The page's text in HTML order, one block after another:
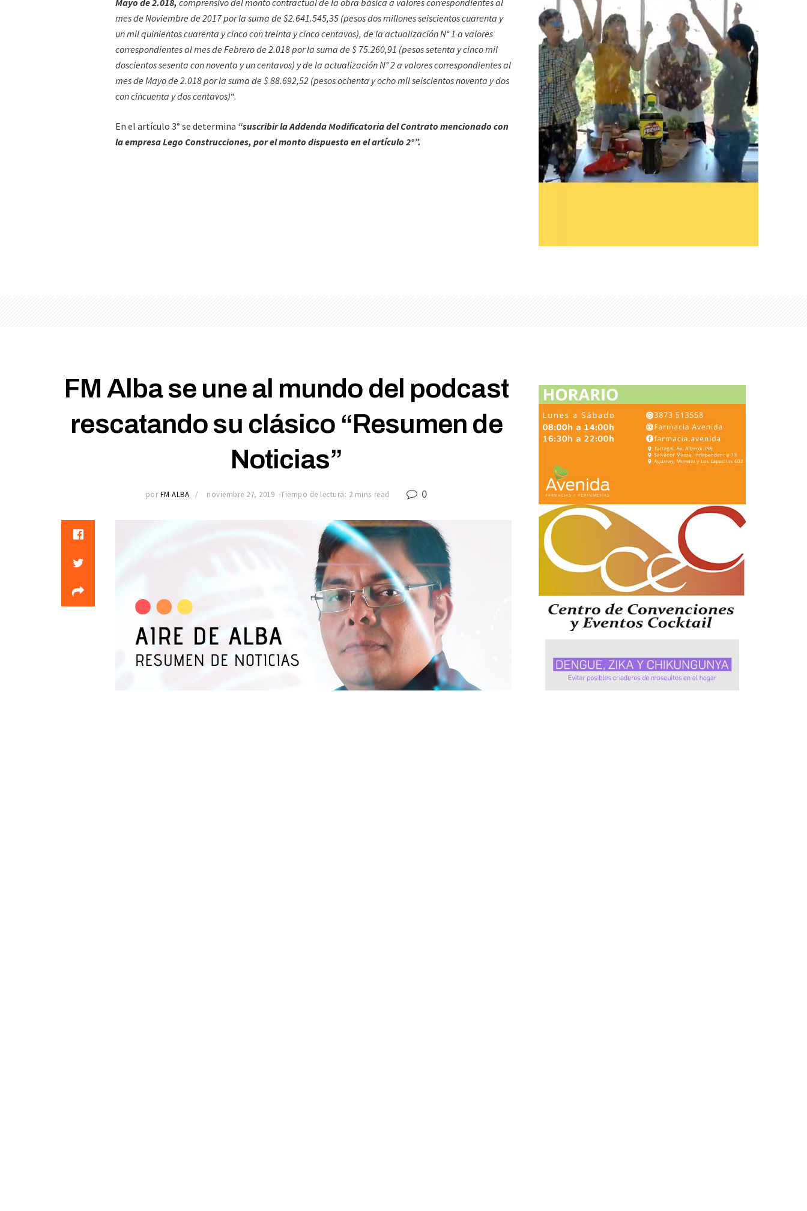
Mayo de 2.018, comprensivo del monto contractual de la obra básica a valores correspondientes al
mes de Noviembre de 2017 por la suma de $2.641.545,35 (pesos dos millones seiscientos cuarenta y
un mil quinientos cuarenta y cinco con treinta y cinco centavos), de la actualización N° 1 a valores
correspondientes al mes de Febrero de 2.018 por la suma de $ 75.260,91 (pesos setenta y cinco mil
doscientos sesenta con noventa y un centavos) y de la actualización N° 2 a valores correspondientes al
mes de Mayo de 2.018 por la suma de $ 88.692,52 (pesos ochenta y ocho mil seiscientos noventa y dos
con cincuenta y dos centavos)“.
En el artículo 3° se determina “suscribir la Addenda Modificatoria del Contrato mencionado con
la empresa Lego Construcciones, por el monto dispuesto en el artículo 2°”.
FM Alba se une al mundo del podcast
rescatando su clásico “Resumen de
Noticias”
por FM ALBA noviembre 27, 2019 Tiempo de lectura: 2 mins read 0